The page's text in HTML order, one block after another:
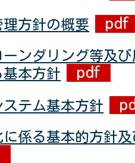
方針の概要
ーンダリング等及
基本方針
テム基本方針
に係る基本的方針